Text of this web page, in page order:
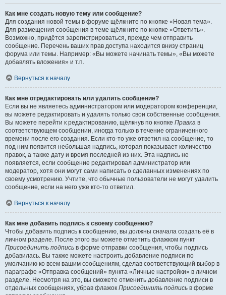
Как мне создать новую тему или сообщение?
Для создания новой темы в форуме щёлкните по кнопке «Новая тема».
Для размещения сообщения в теме щёлкните по кнопке «Ответить».
Возможно, придётся зарегистрироваться, прежде чем отправить
сообщение. Перечень ваших прав доступа находится внизу страниц
форума или темы. Например: «Вы можете начинать темы», «Вы можете
добавлять вложения» и т.п.
Вернуться к началу
Как мне отредактировать или удалить сообщение?
Если вы не являетесь администратором или модератором конференции,
вы можете редактировать и удалять только свои собственные сообщения.
Вы можете перейти к редактированию, щёлкнув по кнопке Правка в
соответствующем сообщении, иногда только в течение ограниченного
времени после его создания. Если кто-то уже ответил на сообщение, то
под ним появится небольшая надпись, которая показывает количество
правок, а также дату и время последней из них. Эта надпись не
появляется, если сообщение редактировал администратор или
модератор, хотя они могут сами написать о сделанных изменениях по
своему усмотрению. Учтите, что обычные пользователи не могут удалить
сообщение, если на него уже кто-то ответил.
Вернуться к началу
Как мне добавить подпись к своему сообщению?
Чтобы добавить подпись к сообщению, вы должны сначала создать её в
личном разделе. После этого вы можете отметить флажком пункт
Присоединить подпись в форме отправки сообщения, чтобы подпись
добавилась. Вы также можете настроить добавление подписи по
умолчанию ко всем вашим сообщениям, сделав соответствующий выбор в
параграфе «Отправка сообщений» пункта «Личные настройки» в личном
разделе. Несмотря на это, вы сможете отменить добавление подписи в
отдельных сообщениях, убрав флажок Присоединить подпись в форме